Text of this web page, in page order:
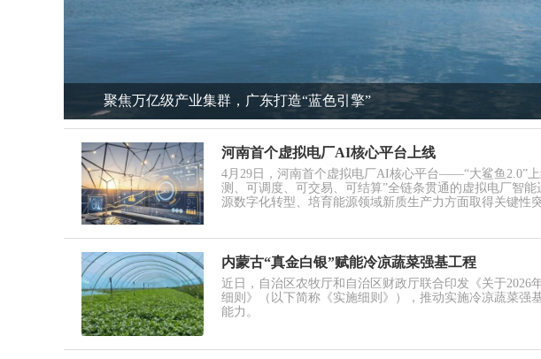
黑龙江：大豆规上产业规模集聚效应凸显
河南首个虚拟电厂AI核心平台上线
4月29日，河南首个虚拟电厂AI核心平台——“大鲨鱼2.0”
测、可调度、可交易、可结算”全链条贯通的虚拟电厂智
源数字化转型、培育能源领域新质生产力方面取得关键性突
内蒙古“真金白银”赋能冷凉蔬菜强基工程
近日，自治区农牧厅和自治区财政厅联合印发《关于2026
细则》（以下简称《实施细则》），推动实施冷凉蔬菜强
能力。